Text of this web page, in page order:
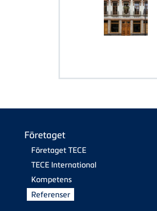
Företaget
Företaget TECE
TECE International
Kompetens
Referenser